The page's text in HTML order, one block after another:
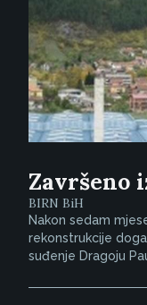
Završeno
BIRN BiH
Nakon sedam
rekonstrukcije
suđenje Dragoju